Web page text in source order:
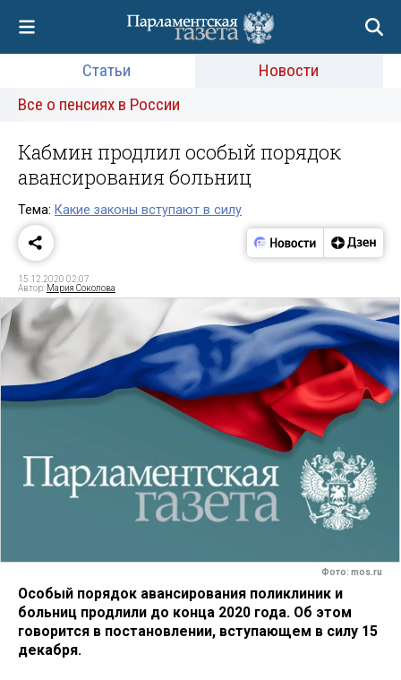
Статьи
Новости
Все о пенсиях в России
Кабмин продлил особый порядок
авансирования больниц
Тема: Какие законы вступают в силу
15.12.2020 02:07
Автор: Мария Соколова
Фото: mos.ru
Особый порядок авансирования поликлиник и
больниц продлили до конца 2020 года. Об этом
говорится в постановлении, вступающем в силу 15
декабря.